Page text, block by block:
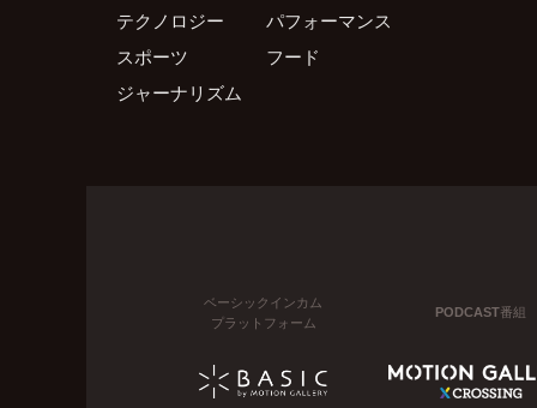
テクノロジー
パフォーマンス
スポーツ
フード
ジャーナリズム
ベーシックインカム
プラットフォーム
PODCAST番組